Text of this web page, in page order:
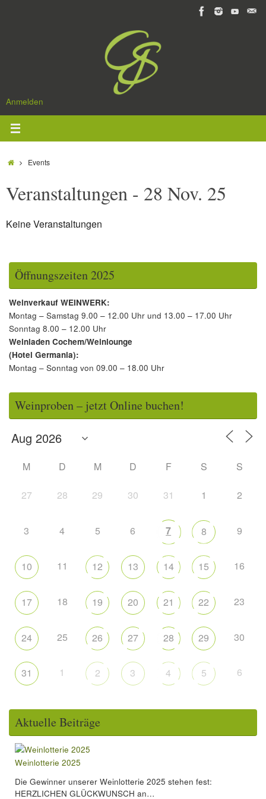
Anmelden
StartEvents
Veranstaltungen - 28 Nov. 25
Keine Veranstaltungen
Öffnungszeiten 2025
Weinverkauf WEINWERK:
Montag – Samstag 9.00 – 12.00 Uhr und 13.00 – 17.00 Uhr
Sonntag 8.00 – 12.00 Uhr
Weinladen Cochem/Weinlounge
(Hotel Germania):
Montag – Sonntag von 09.00 – 18.00 Uhr
Weinproben – jetzt Online buchen!
M D M D F S S
27 28 29 30 31 1 2
3 4 5 6 7 8 9
10 11 12 13 14 15 16
17 18 19 20 21 22 23
24 25 26 27 28 29 30
31 1 2 3 4 5 6
Aktuelle Beiträge
Weinlotterie 2025
Die Gewinner unserer Weinlotterie 2025 stehen fest:
HERZLICHEN GLÜCKWUNSCH an…